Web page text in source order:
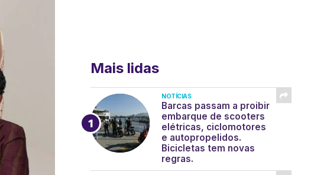
Mais lidas
NOTÍCIAS
Barcas passam a proibir
embarque de scooters
elétricas, ciclomotores
e autopropelidos.
Bicicletas tem novas
regras.